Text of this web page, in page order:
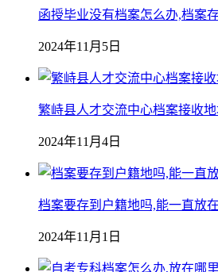
函授毕业没有档案怎么办,档案
2024年11月5日
繁峙县人才交流中心档案接收
2024年11月4日
档案要存到户籍地吗,能一直放
2024年11月1日